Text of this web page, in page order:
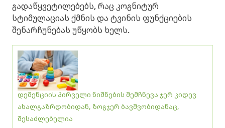
გადაწყვეტილებებს, რაც კოგნიტურ
სტიმულაციას ქმნის და ტვინის ფუნქციების
შენარჩუნებას უწყობს ხელს.
დემენციის პირველი ნიშნების შემჩნევა ჯერ კიდევ
ახალგაზრდობიდან, ზოგჯერ ბავშვობიდანაც,
შესაძლებელია